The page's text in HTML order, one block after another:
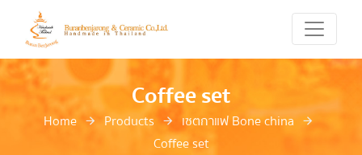
Coffee set
Home Products
เซตกาแฟ Bone china
Coffee set